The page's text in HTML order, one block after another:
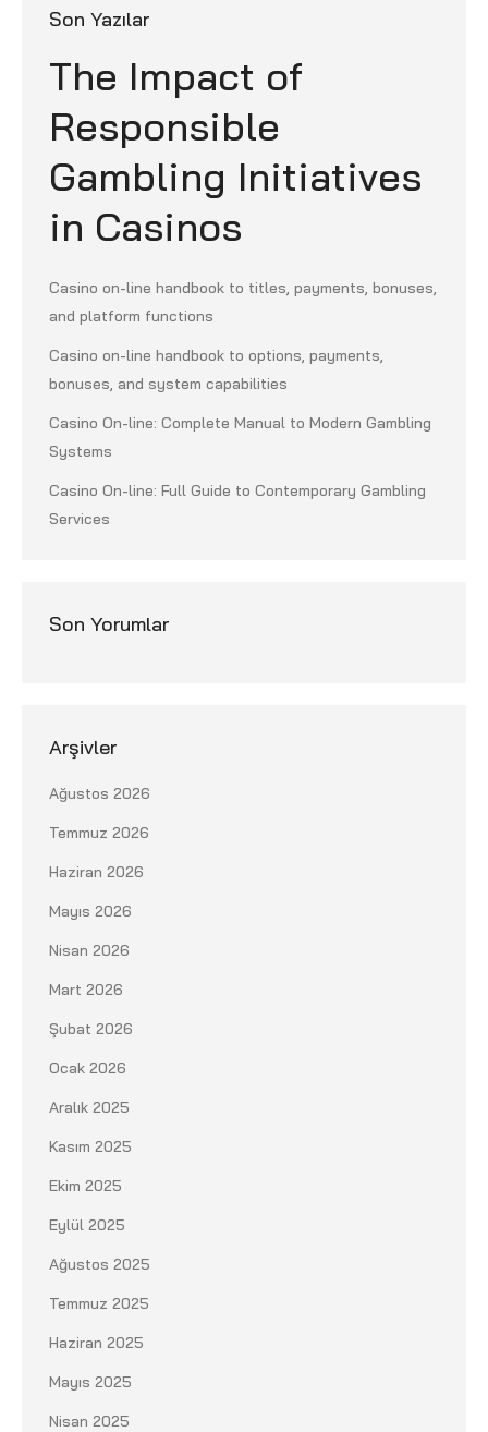
Son Yazılar
The Impact of
Responsible
Gambling Initiatives
in Casinos
Casino on-line handbook to titles, payments, bonuses,
and platform functions
Casino on-line handbook to options, payments,
bonuses, and system capabilities
Casino On-line: Complete Manual to Modern Gambling
Systems
Casino On-line: Full Guide to Contemporary Gambling
Services
Son Yorumlar
Arşivler
Ağustos 2026
Temmuz 2026
Haziran 2026
Mayıs 2026
Nisan 2026
Mart 2026
Şubat 2026
Ocak 2026
Aralık 2025
Kasım 2025
Ekim 2025
Eylül 2025
Ağustos 2025
Temmuz 2025
Haziran 2025
Mayıs 2025
Nisan 2025